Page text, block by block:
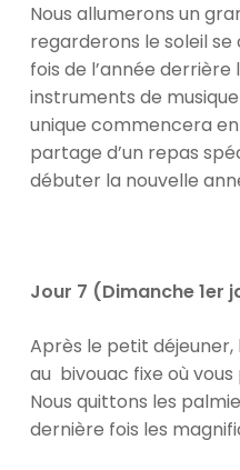
Nous allumerons un
regarderons le soleil
fois de l’année derrière
instruments de
unique commencera
partage d’un repas
débuter la nouvelle
Jour 7 (Dimanche 1er
Après le petit
au bivouac fixe où
Nous quittons les
dernière fois les